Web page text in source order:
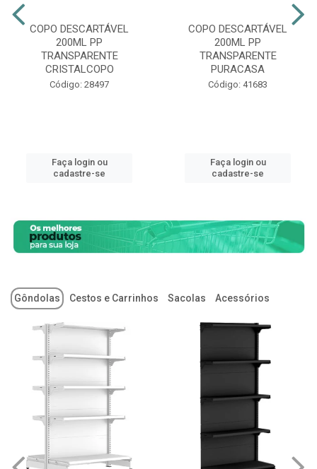
COPO DESCARTÁVEL
200ML PP
TRANSPARENTE
CRISTALCOPO
Código: 28497
Faça login ou
cadastre-se
COPO DESCARTÁVEL
200ML PP
TRANSPARENTE
PURACASA
Código: 41683
Faça login ou
cadastre-se
Gôndolas Cestos e Carrinhos Sacolas Acessórios